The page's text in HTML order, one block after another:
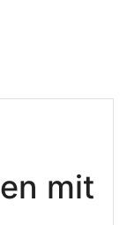
mit